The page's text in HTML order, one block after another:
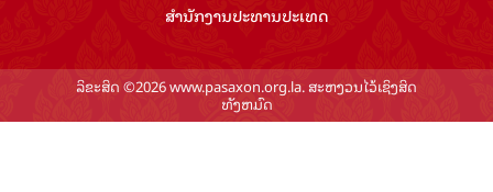
ສຳ​ນັກ​ງານ​ປະ​ທານ​ປະ​ເທດ
ລິຂະສິດ ©2026 www.pasaxon.org.la. ສະຫງວນໄວ້ເຊິງສິດ
ທັງຫມົດ